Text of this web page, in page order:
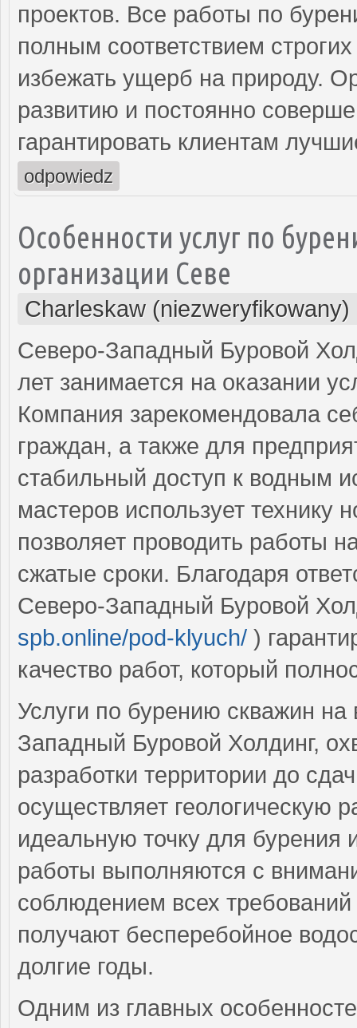
проектов. Все работы по
полным соответствием
избежать ущерб на природу.
развитию и постоянно
гарантировать клиентам
odpowiedz
Особенности услуг по
организации Севе
Charleskaw (niezweryfikowany)
Северо-Западный Буровой
лет занимается на оказании
Компания зарекомендовала
граждан, а также для
стабильный доступ к водным
мастеров использует технику
позволяет проводить работы
сжатые сроки. Благодаря
Северо-Западный Буровой
spb.online/pod-klyuch/ )
качество работ, который
Услуги по бурению скважин
Западный Буровой Холдинг,
разработки территории до
осуществляет геологическую
идеальную точку для бурения
работы выполняются с
соблюдением всех
получают бесперебойное
долгие годы.
Одним из главных